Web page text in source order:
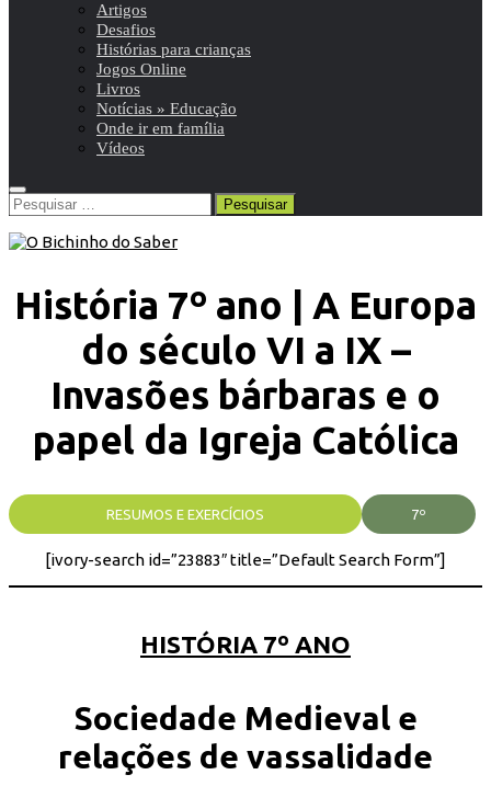
Artigos
Desafios
Histórias para crianças
Jogos Online
Livros
Notícias » Educação
Onde ir em família
Vídeos
Pesquisar
por:
História 7º ano | A Europa
do século VI a IX –
Invasões bárbaras e o
papel da Igreja Católica
RESUMOS E EXERCÍCIOS 7º
[ivory-search id=”23883″ title=”Default Search Form”]
HISTÓRIA 7º ANO
Sociedade Medieval e
relações de vassalidade